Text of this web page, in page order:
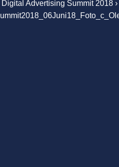
Advertising Summit 2018›